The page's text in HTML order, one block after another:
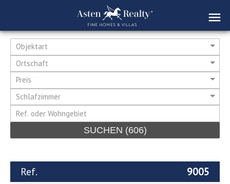
Objektart
Ortschaft
Preis
Schlafzimmer
SUCHEN (606)
Ref. 9005